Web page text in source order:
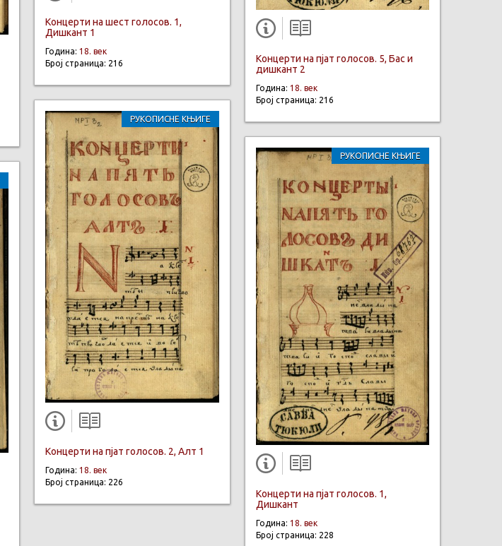
Концерти на шест голосов. 1,
Дишкант 1
Година: 18. век
Број страница: 216
РУКОПИСНЕ КЊИГЕ
Концерти на пјат голосов. 2, Алт 1
Година: 18. век
Број страница: 226
Концерти на пјат голосов. 5, Бас и
дишкант 2
Година: 18. век
Број страница: 216
РУКОПИСНЕ КЊИГЕ
Концерти на пјат голосов. 1,
Дишкант
Година: 18. век
Број страница: 228